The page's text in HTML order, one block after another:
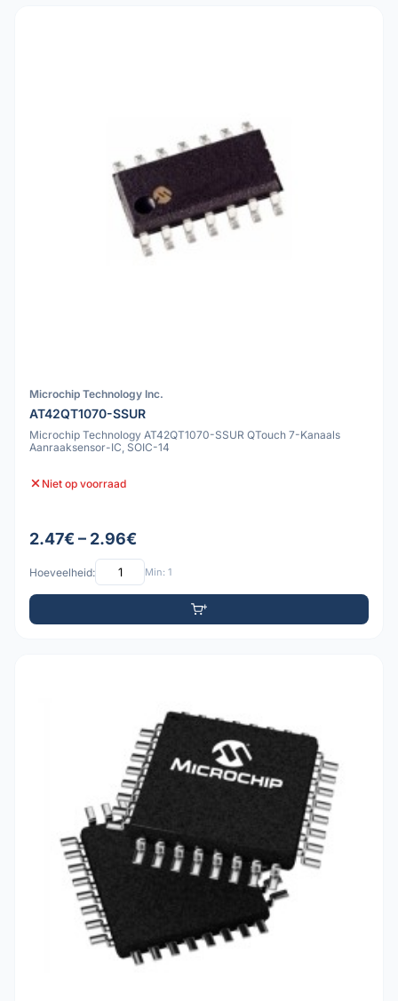
Microchip Technology Inc.
AT42QT1070-SSUR
Microchip Technology AT42QT1070-SSUR QTouch 7-Kanaals
Aanraaksensor-IC, SOIC-14
Niet op voorraad
2.47€ – 2.96€
Hoeveelheid: Min: 1